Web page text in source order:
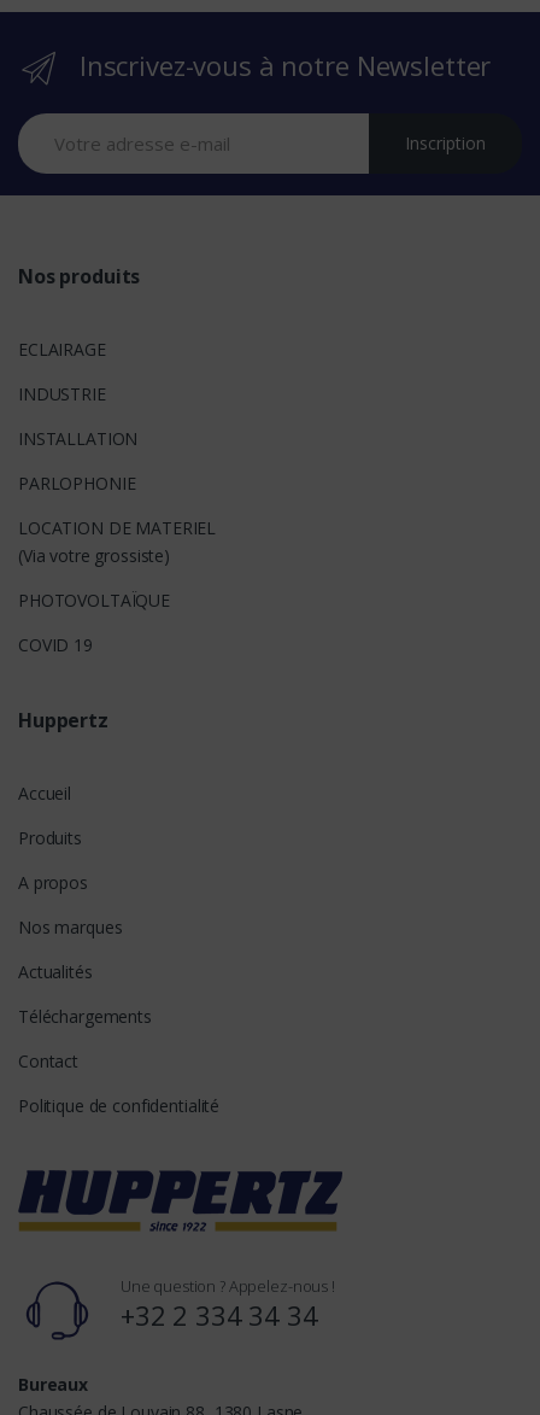
r
Inscrivez-vous à notre Newsletter
Inscription
Nos produits
ECLAIRAGE
INDUSTRIE
INSTALLATION
PARLOPHONIE
LOCATION DE MATERIEL
(Via votre grossiste)
PHOTOVOLTAÏQUE
COVID 19
Huppertz
Accueil
Produits
A propos
Nos marques
Actualités
Téléchargements
Contact
Politique de confidentialité
Une question ? Appelez-nous !
+32 2 334 34 34
Bureaux